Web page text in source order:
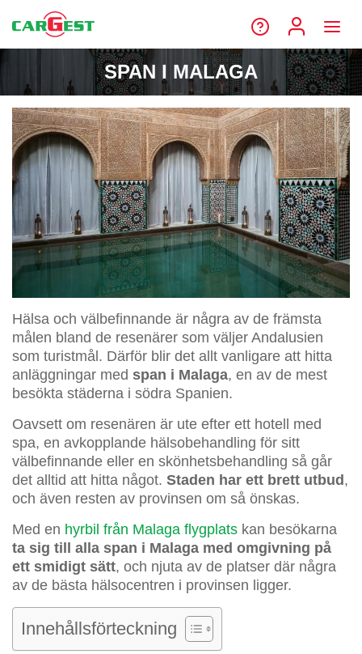
SPAN I MALAGA
Hälsa och välbefinnande är några av de främsta
målen bland de resenärer som väljer Andalusien
som turistmål. Därför blir det allt vanligare att hitta
anläggningar med span i Malaga, en av de mest
besökta städerna i södra Spanien.
Oavsett om resenären är ute efter ett hotell med
spa, en avkopplande hälsobehandling för sitt
välbefinnande eller en skönhetsbehandling så går
det alltid att hitta något. Staden har ett brett utbud ,
och även resten av provinsen om så önskas.
Med en hyrbil från Malaga flygplats kan besökarna
ta sig till alla span i Malaga med omgivning på
ett smidigt sätt, och njuta av de platser där några
av de bästa hälsocentren i provinsen ligger.
Innehållsförteckning